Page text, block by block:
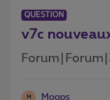
QUESTION
v7c
M Moops